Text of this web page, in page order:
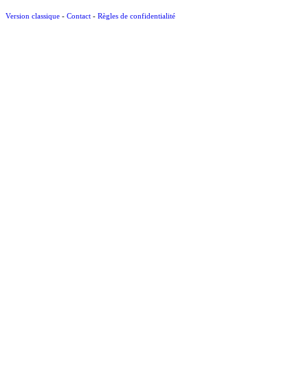
Version classique - Contact - Règles de confidentialité